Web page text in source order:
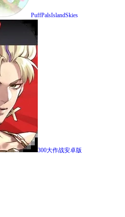
PuffPalsIslandSkies
300大作战安卓版